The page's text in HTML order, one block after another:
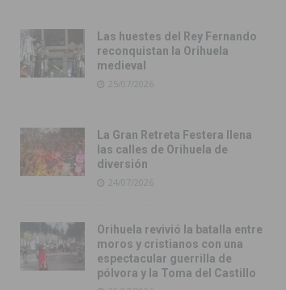
Las huestes del Rey Fernando
reconquistan la Orihuela
medieval
25/07/2026
La Gran Retreta Festera llena
las calles de Orihuela de
diversión
24/07/2026
Orihuela revivió la batalla entre
moros y cristianos con una
espectacular guerrilla de
pólvora y la Toma del Castillo